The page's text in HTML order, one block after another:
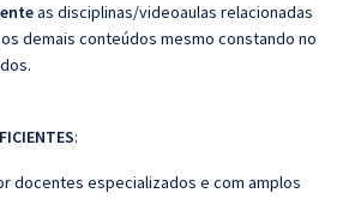
as disciplinas/videoaulas relacionadas
demais conteúdos mesmo constando no
:
docentes especializados e com amplos